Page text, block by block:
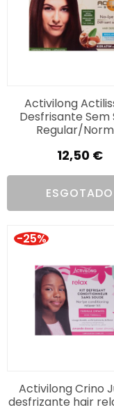
Activilong
Desfrisante Sem
Regular/
12,50 €
ESGOTADO
-25%
Activilong Crino
desfrizante hair